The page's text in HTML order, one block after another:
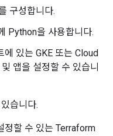
구성합니다.
Python을 사용합니다.
있는 GKE 또는 Cloud
앱을 설정할 수 있습니
습니다.
정할 수 있는 Terraform